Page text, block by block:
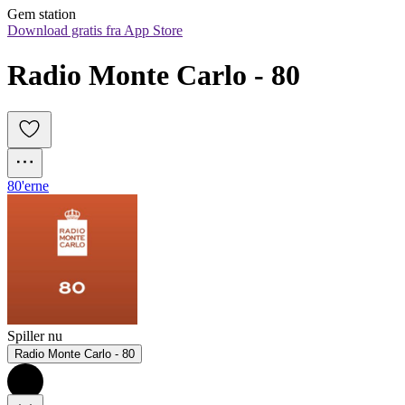
Gem station
Download gratis fra App Store
Radio Monte Carlo - 80
80'erne
Spiller nu
Radio Monte Carlo - 80